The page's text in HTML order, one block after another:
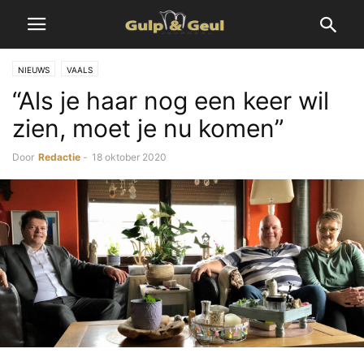
NIEUWS VAALS
“Als je haar nog een keer wil
zien, moet je nu komen”
Door Redactie - 18 oktober 2020